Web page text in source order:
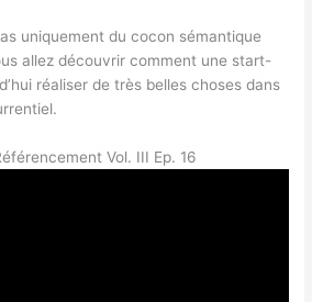
uniquement du cocon sémantique
allez découvrir comment une start-
réaliser de très belles choses dans
Vol. III Ep. 16